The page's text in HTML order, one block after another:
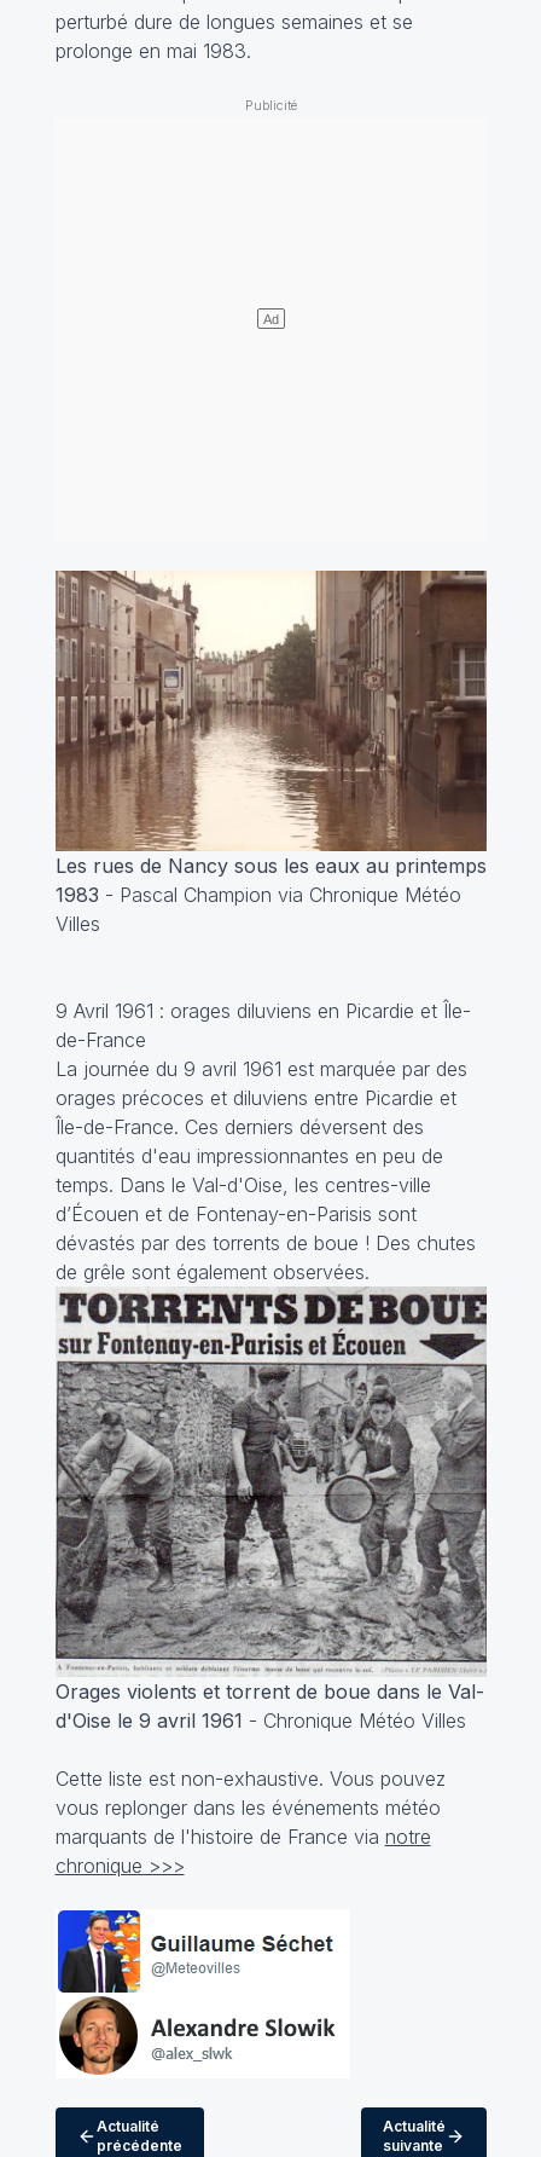
perturbé dure de longues semaines et se
prolonge en mai 1983.
Les rues de Nancy sous les eaux au printemps
1983 - Pascal Champion via Chronique Météo
Villes
9 Avril 1961 : orages diluviens en Picardie et Île-
de-France
La journée du 9 avril 1961 est marquée par des
orages précoces et diluviens entre Picardie et
Île-de-France. Ces derniers déversent des
quantités d'eau impressionnantes en peu de
temps. Dans le Val-d'Oise, les centres-ville
d’Écouen et de Fontenay-en-Parisis sont
dévastés par des torrents de boue ! Des chutes
de grêle sont également observées.
Orages violents et torrent de boue dans le Val-
d'Oise le 9 avril 1961 - Chronique Météo Villes
Cette liste est non-exhaustive. Vous pouvez
vous replonger dans les événements météo
marquants de l'histoire de France via notre
chronique >>>
Actualité
précédente
Actualité
suivante